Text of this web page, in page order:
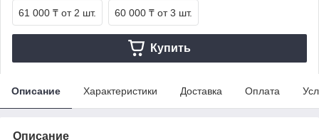
61 000 ₸ от 2 шт. 60 000 ₸ от 3 шт.
Купить
Описание Характеристики Доставка Оплата
Описание